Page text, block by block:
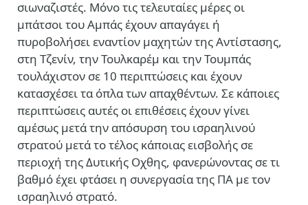
σιωναζιστές. Μόνο τις τελευταίες μέρες οι
μπάτσοι του Αμπάς έχουν απαγάγει ή
πυροβολήσει εναντίον μαχητών της Αντίστασης,
στη Τζενίν, την Τουλκαρέμ και την Τουμπάς
τουλάχιστον σε 10 περιπτώσεις και έχουν
κατασχέσει τα όπλα των απαχθέντων. Σε κάποιες
περιπτώσεις αυτές οι επιθέσεις έχουν γίνει
αμέσως μετά την απόσυρση του ισραηλινού
στρατού μετά το τέλος κάποιας εισβολής σε
περιοχή της Δυτικής Οχθης, φανερώνοντας σε τι
βαθμό έχει φτάσει η συνεργασία της ΠΑ με τον
ισραηλινό στρατό.